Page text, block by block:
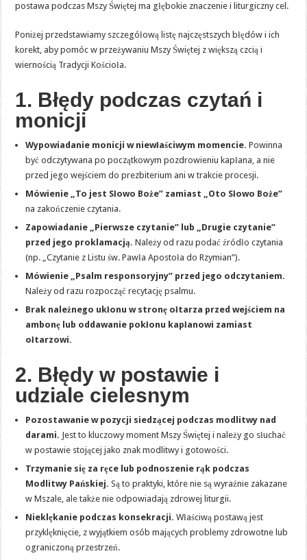
postawa podczas Mszy Świętej ma głębokie znaczenie i liturgiczny cel.
Poniżej przedstawiamy szczegółową listę najczęstszych błędów i ich
korekt, aby pomóc w przeżywaniu Mszy Świętej z większą czcią i
wiernością Tradycji Kościoła.
1. Błędy podczas czytań i
monicji
Wypowiadanie monicji w niewłaściwym momencie. Powinna
być odczytywana po początkowym pozdrowieniu kapłana, a nie
przed jego wejściem do prezbiterium ani w trakcie procesji.
Mówienie „To jest Słowo Boże” zamiast „Oto Słowo Boże”
na zakończenie czytania.
Zapowiadanie „Pierwsze czytanie” lub „Drugie czytanie”
przed jego proklamacją. Należy od razu podać źródło czytania
(np. „Czytanie z Listu św. Pawła Apostoła do Rzymian”).
Mówienie „Psalm responsoryjny” przed jego odczytaniem.
Należy od razu rozpocząć recytację psalmu.
Brak należnego ukłonu w stronę ołtarza przed wejściem na
ambonę lub oddawanie pokłonu kapłanowi zamiast
ołtarzowi.
2. Błędy w postawie i
udziale cielesnym
Pozostawanie w pozycji siedzącej podczas modlitwy nad
darami. Jest to kluczowy moment Mszy Świętej i należy go słuchać
w postawie stojącej jako znak modlitwy i gotowości.
Trzymanie się za ręce lub podnoszenie rąk podczas
Modlitwy Pańskiej. Są to praktyki, które nie są wyraźnie zakazane
w Mszale, ale także nie odpowiadają zdrowej liturgii.
Nieklękanie podczas konsekracji. Właściwą postawą jest
przyklęknięcie, z wyjątkiem osób mających problemy zdrowotne lub
ograniczoną przestrzeń.